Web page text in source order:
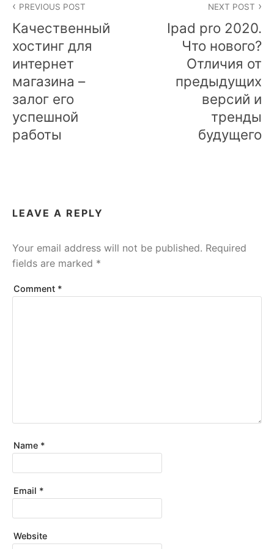
navigation
PREVIOUS POST
Качественный
хостинг для
интернет
магазина –
залог его
успешной
работы
NEXT POST
Ipad pro 2020.
Что нового?
Отличия от
предыдущих
версий и
тренды
будущего
LEAVE A REPLY
Your email address will not be published. Required
fields are marked *
Comment *
Name *
Email *
Website